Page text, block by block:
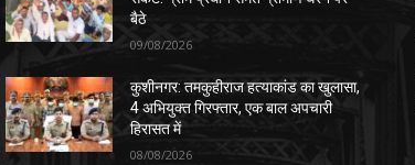
बैठे
09/08/2026
कुशीनगर: तमकुहीराज हत्याकांड का खुलासा,
4 अभियुक्त गिरफ्तार, एक बाल अपचारी
हिरासत में
08/08/2026